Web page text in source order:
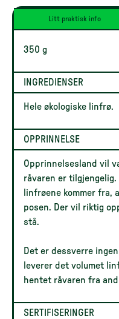
Litt praktisk info
350 g
INGREDIENSER
Hele økologiske linfrø.
OPPRINNELSE
Opprinnelsesland vil
råvaren er
linfrøene kommer fra,
posen. Der vil riktig
stå.
Det er dessverre
leverer det volumet
hentet råvaren fra
SERTIFISERINGER